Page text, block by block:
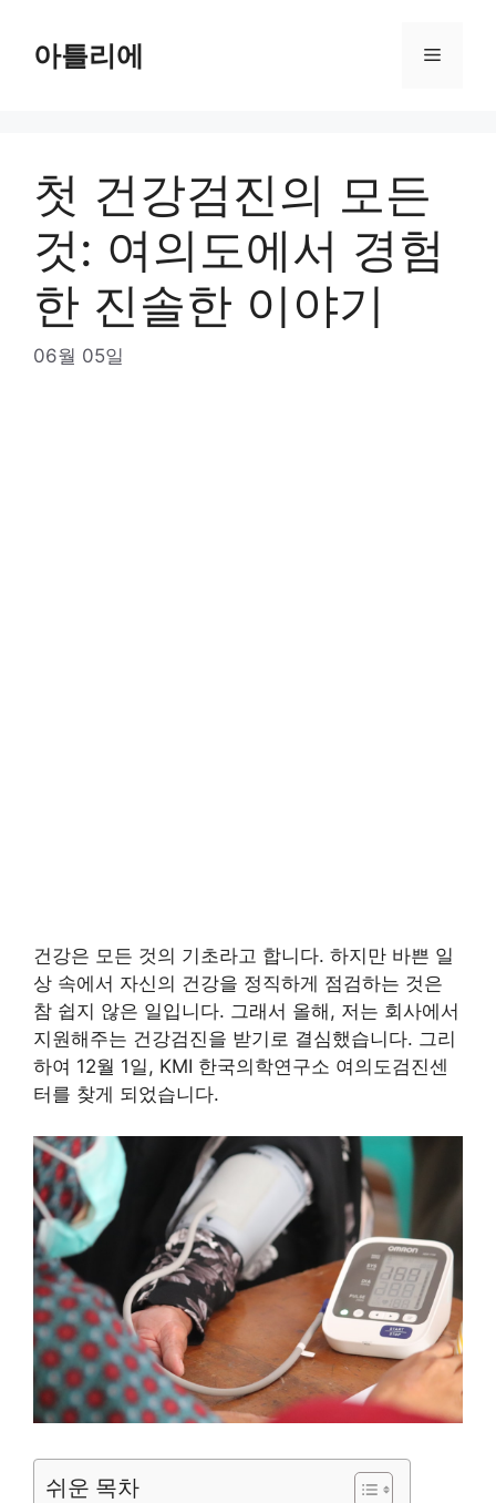
content아틀리에 Menu
첫 건강검진의 모든
것: 여의도에서 경험
한 진솔한 이야기
06월 05일
건강은 모든 것의 기초라고 합니다. 하지만 바쁜 일
상 속에서 자신의 건강을 정직하게 점검하는 것은
참 쉽지 않은 일입니다. 그래서 올해, 저는 회사에서
지원해주는 건강검진을 받기로 결심했습니다. 그리
하여 12월 1일, KMI 한국의학연구소 여의도검진센
터를 찾게 되었습니다.
쉬운 목차